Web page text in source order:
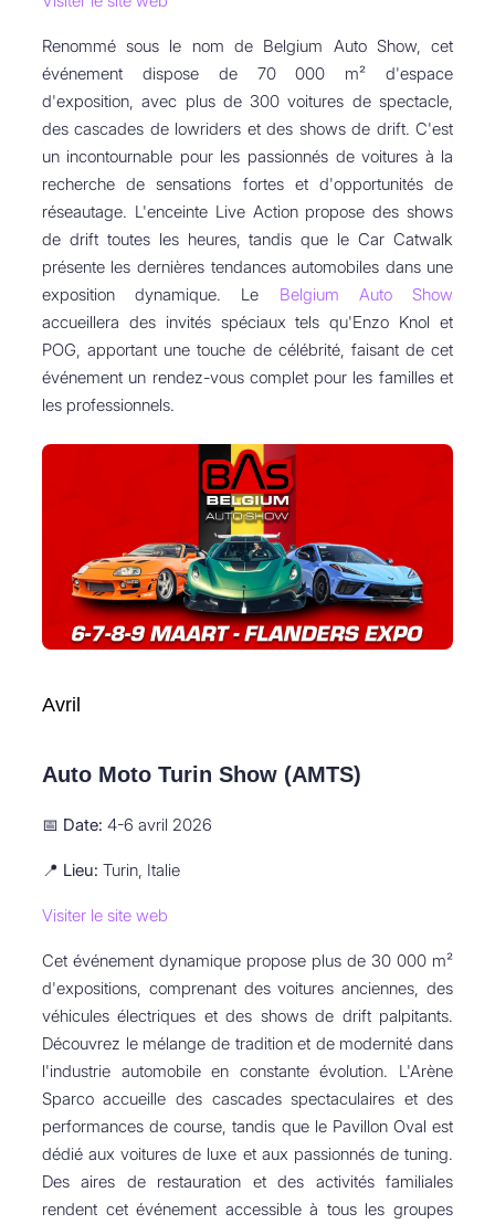
Renommé sous le nom de Belgium Auto Show, cet
événement dispose de 70 000 m² d'espace
d'exposition, avec plus de 300 voitures de spectacle,
des cascades de lowriders et des shows de drift. C'est
un incontournable pour les passionnés de voitures à la
recherche de sensations fortes et d'opportunités de
réseautage. L'enceinte Live Action propose des shows
de drift toutes les heures, tandis que le Car Catwalk
présente les dernières tendances automobiles dans une
exposition dynamique. Le Belgium Auto Show
accueillera des invités spéciaux tels qu'Enzo Knol et
POG, apportant une touche de célébrité, faisant de cet
événement un rendez-vous complet pour les familles et
les professionnels.
Avril
Auto Moto Turin Show (AMTS)
📅 Date: 4-6 avril 2026
📍 Lieu: Turin, Italie
Visiter le site web
Cet événement dynamique propose plus de 30 000 m²
d'expositions, comprenant des voitures anciennes, des
véhicules électriques et des shows de drift palpitants.
Découvrez le mélange de tradition et de modernité dans
l'industrie automobile en constante évolution. L'Arène
Sparco accueille des cascades spectaculaires et des
performances de course, tandis que le Pavillon Oval est
dédié aux voitures de luxe et aux passionnés de tuning.
Des aires de restauration et des activités familiales
rendent cet événement accessible à tous les groupes